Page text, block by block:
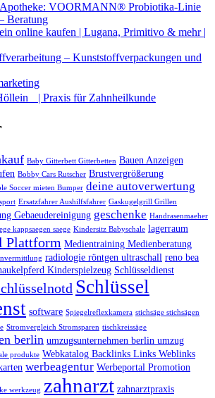
VOORMANN® Probiotika-Linie
Beratung
online kaufen | Lugana, Primitivo & mehr |
– Kunststoffverpackungen und
| Praxis für Zahnheilkunde
Baby Gitterbett Gitterbetten Bauen Anzeigen
Bobby Cars Rutscher Brustvergrößerung
Soccer mieten Bumper deine autoverwertung
Ersatzfahrer Aushilfsfahrer Gaskugelgrill Grillen
Gebaeudereinigung geschenke Handrasenmaeher
kappsaegen saege Kindersitz Babyschale lagerraum
Plattform Medientraining Medienberatung
radiologie röntgen ultraschall reno bea
Kinderspielzeug Schlüsseldienst
Schlüssel
software Spiegelreflexkamera stichsäge stichsägen
Stromvergleich Stromsparen tischkreissäge
berlin umzugsunternehmen berlin umzug
produkte Webkatalog Backlinks Links Weblinks
werbeagentur Werbeportal Promotion
werkzeug zahnarzt zahnarztpraxis